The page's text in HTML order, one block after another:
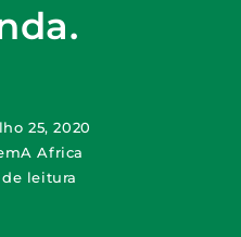
25, 2020
A Africa
leitura